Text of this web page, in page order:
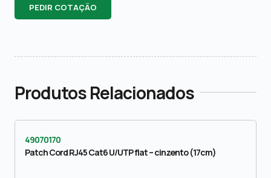
PEDIR COTAÇÃO
Produtos Relacionados
49070170
Patch Cord RJ45 Cat6 U/UTP flat – cinzento (17cm)